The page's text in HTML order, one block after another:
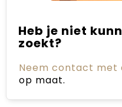
Heb je niet
zoekt?
Neem contact met
op maat.